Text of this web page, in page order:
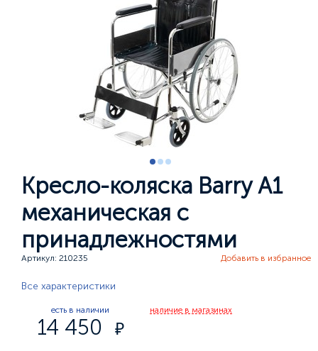
Кресло-коляска Barry А1
механическая с
принадлежностями
Артикул: 210235 Добавить в избранное
Все характеристики
есть в наличии
14 450
наличие в магазинах